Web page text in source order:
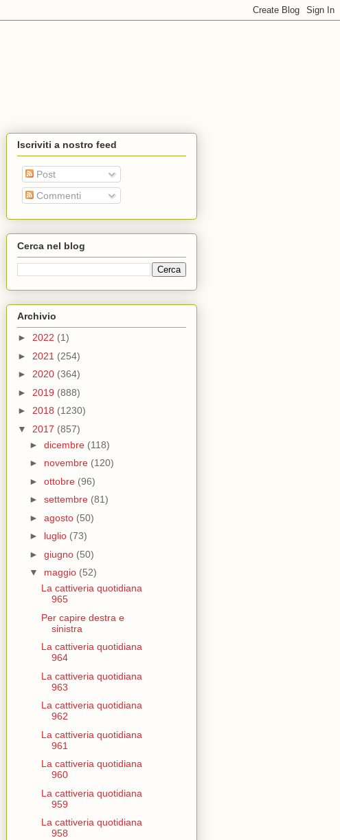
Iscriviti a nostro feed
Post
Commenti
Cerca nel blog
Archivio
► 2022 (1)
► 2021 (254)
► 2020 (364)
► 2019 (888)
► 2018 (1230)
▼ 2017 (857)
► dicembre (118)
► novembre (120)
► ottobre (96)
► settembre (81)
► agosto (50)
► luglio (73)
► giugno (50)
▼ maggio (52)
La cattiveria quotidiana
965
Per capire destra e
sinistra
La cattiveria quotidiana
964
La cattiveria quotidiana
963
La cattiveria quotidiana
962
La cattiveria quotidiana
961
La cattiveria quotidiana
960
La cattiveria quotidiana
959
La cattiveria quotidiana
958